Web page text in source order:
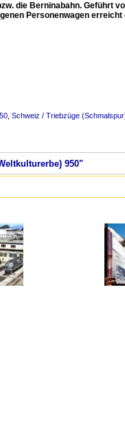
die Berninabahn. Geführt
Personenwagen
Schweiz / Triebzüge
950"